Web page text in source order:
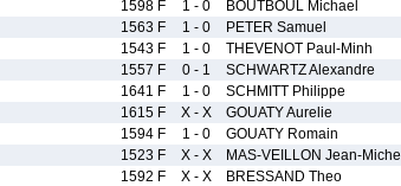
1598 F 1 - 0 BOUTBOUL Michael
1563 F 1 - 0 PETER Samuel
1543 F 1 - 0 THEVENOT Paul-Minh
1557 F 0 - 1 SCHWARTZ Alexandre
1641 F 1 - 0 SCHMITT Philippe
1615 F X - X GOUATY Aurelie
1594 F 1 - 0 GOUATY Romain
1523 F X - X MAS-VEILLON Jean-Michel
1592 F X - X BRESSAND Theo